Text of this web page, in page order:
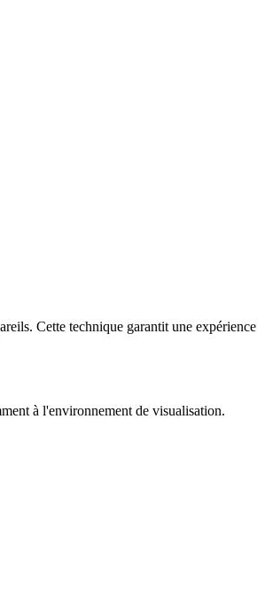
Cette technique garantit une expérience
à l'environnement de visualisation.